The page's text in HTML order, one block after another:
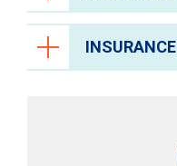
INSURANCE